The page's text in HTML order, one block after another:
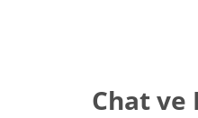
Chat ve